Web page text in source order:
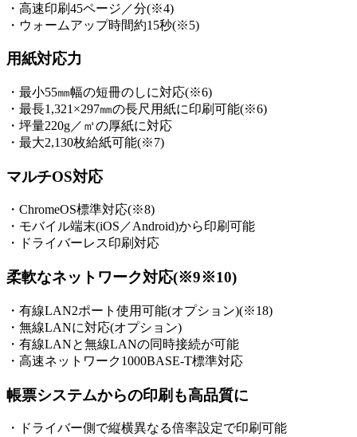
・高速印刷45ページ／分(※4)
・ウォームアップ時間約15秒(※5)
用紙対応力
・最小55㎜幅の短冊のしに対応(※6)
・最長1,321×297㎜の長尺用紙に印刷可能(※6)
・坪量220g／㎡の厚紙に対応
・最大2,130枚給紙可能(※7)
マルチOS対応
・ChromeOS標準対応(※8)
・モバイル端末(iOS／Android)から印刷可能
・ドライバーレス印刷対応
柔軟なネットワーク対応(※9※10)
・有線LAN2ポート使用可能(オプション)(※18)
・無線LANに対応(オプション)
・有線LANと無線LANの同時接続が可能
・高速ネットワーク1000BASE-T標準対応
帳票システムからの印刷も高品質に
・ドライバー側で縦横異なる倍率設定で印刷可能